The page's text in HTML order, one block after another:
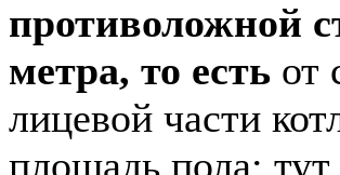
противоложной
метра, то есть от
лицевой части
площадь пола: тут